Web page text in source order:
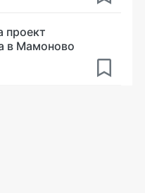
проект
в Мамоново